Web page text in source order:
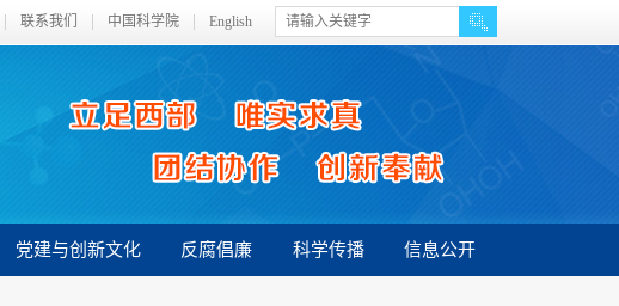
联系我们 中国科学院 English
党建与创新文化 反腐倡廉 科学传播 信息公开